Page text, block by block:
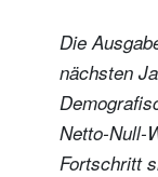
Die
nächsten
Netto-Null-
Fortschritt